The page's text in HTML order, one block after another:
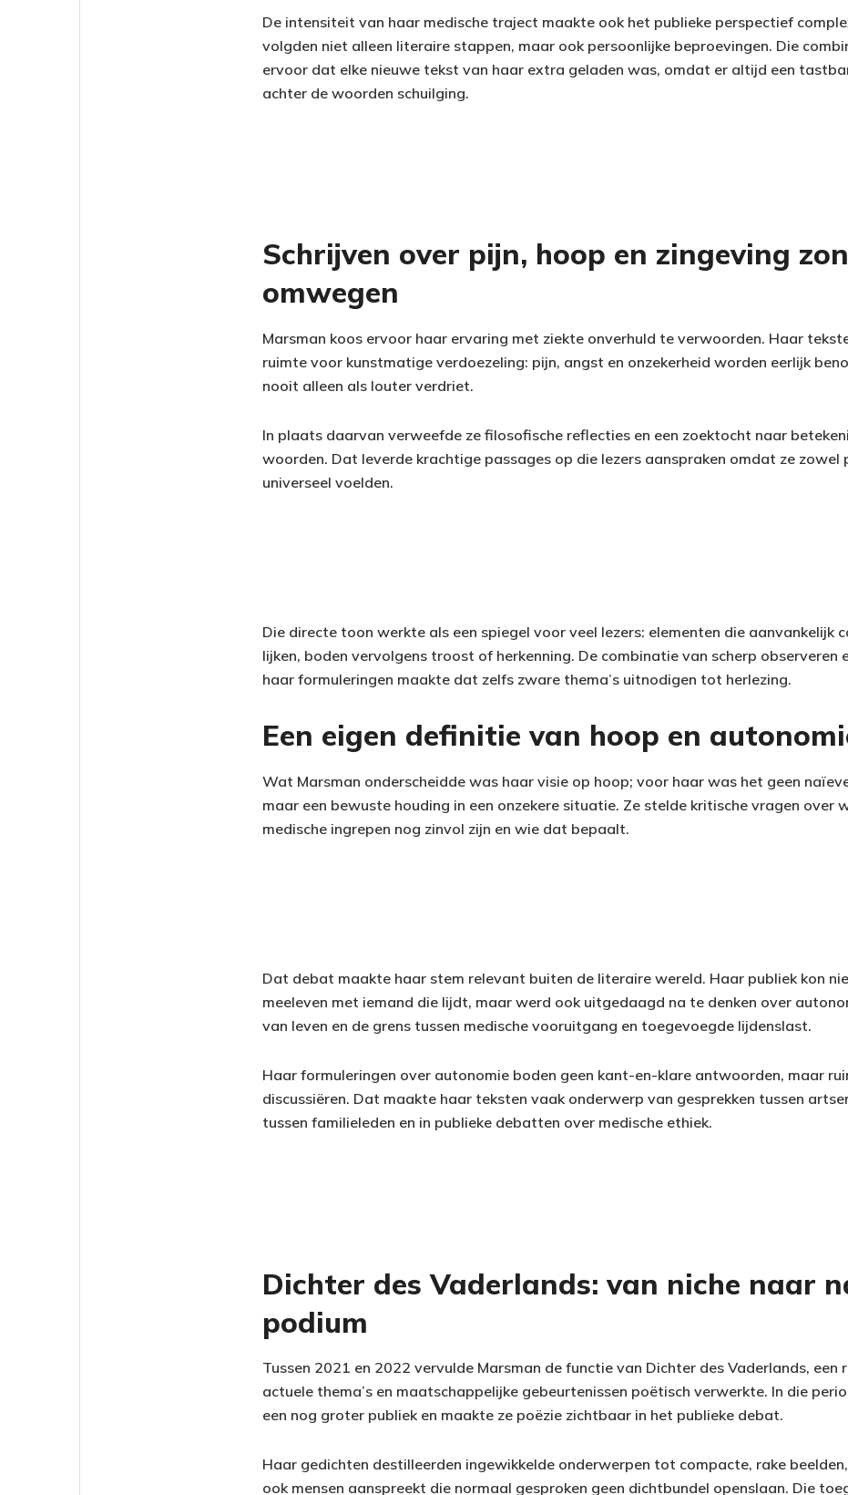
De intensiteit van haar medische traject maakte ook het publieke perspectief
volgden niet alleen literaire stappen, maar ook persoonlijke beproevingen. Die
ervoor dat elke nieuwe tekst van haar extra geladen was, omdat er altijd een
achter de woorden schuilging.
Schrijven over pijn, hoop en zingeving
omwegen
Marsman koos ervoor haar ervaring met ziekte onverhuld te verwoorden. Haar
ruimte voor kunstmatige verdoezeling: pijn, angst en onzekerheid worden eerlijk
nooit alleen als louter verdriet.
In plaats daarvan verweefde ze filosofische reflecties en een zoektocht naar
woorden. Dat leverde krachtige passages op die lezers aanspraken omdat ze zowel
universeel voelden.
Die directe toon werkte als een spiegel voor veel lezers: elementen die aanvankelijk
lijken, boden vervolgens troost of herkenning. De combinatie van scherp observeren
haar formuleringen maakte dat zelfs zware thema’s uitnodigen tot herlezing.
Een eigen definitie van hoop en
Wat Marsman onderscheidde was haar visie op hoop; voor haar was het geen
maar een bewuste houding in een onzekere situatie. Ze stelde kritische vragen over
medische ingrepen nog zinvol zijn en wie dat bepaalt.
Dat debat maakte haar stem relevant buiten de literaire wereld. Haar publiek kon
meeleven met iemand die lijdt, maar werd ook uitgedaagd na te denken over
van leven en de grens tussen medische vooruitgang en toegevoegde lijdenslast.
Haar formuleringen over autonomie boden geen kant-en-klare antwoorden, maar
discussiëren. Dat maakte haar teksten vaak onderwerp van gesprekken tussen
tussen familieleden en in publieke debatten over medische ethiek.
Dichter des Vaderlands: van niche naar
podium
Tussen 2021 en 2022 vervulde Marsman de functie van Dichter des Vaderlands, een
actuele thema’s en maatschappelijke gebeurtenissen poëtisch verwerkte. In die
een nog groter publiek en maakte ze poëzie zichtbaar in het publieke debat.
Haar gedichten destilleerden ingewikkelde onderwerpen tot compacte, rake
ook mensen aanspreekt die normaal gesproken geen dichtbundel openslaan. Die